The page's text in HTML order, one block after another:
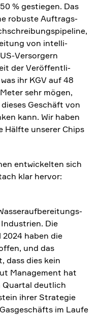
% gestiegen. Das
robuste Auftrags­
von intel­li­
Versor­gern
der Veröf­fent­li­
ihr KGV auf 48
sehr mögen,
Geschäft von
kann. Wir haben
Hälfte unserer Chips
entwickelten sich
klar hervor:
Die
2024 haben die
und das
dass dies kein
Manage­ment hat
Quartal deutlich
ihrer Strategie
im Laufe